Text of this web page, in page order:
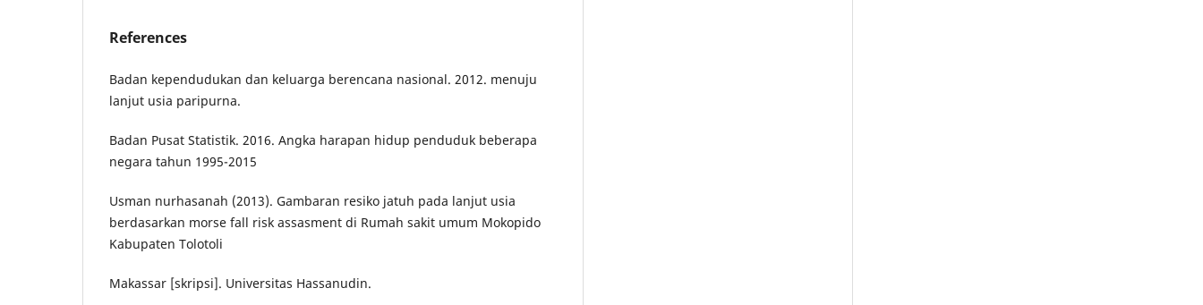
References
Badan kependudukan dan keluarga berencana nasional. 2012. menuju
lanjut usia paripurna.
Badan Pusat Statistik. 2016. Angka harapan hidup penduduk beberapa
negara tahun 1995-2015
Usman nurhasanah (2013). Gambaran resiko jatuh pada lanjut usia
berdasarkan morse fall risk assasment di Rumah sakit umum Mokopido
Kabupaten Tolotoli
Makassar [skripsi]. Universitas Hassanudin.